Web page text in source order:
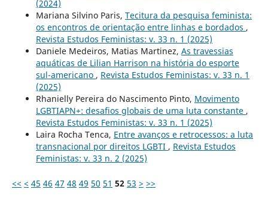
(2024)
Mariana Silvino Paris, Tecitura da pesquisa feminista:
os encontros de orientação entre linhas e bordados ,
Revista Estudos Feministas: v. 33 n. 1 (2025)
Daniele Medeiros, Matias Martinez, As travessias
aquáticas de Lilian Harrison na história do esporte
sul-americano , Revista Estudos Feministas: v. 33 n. 1
(2025)
Rhanielly Pereira do Nascimento Pinto, Movimento
LGBTIAPN+: desafios globais de uma luta constante ,
Revista Estudos Feministas: v. 33 n. 1 (2025)
Laira Rocha Tenca, Entre avanços e retrocessos: a luta
transnacional por direitos LGBTI , Revista Estudos
Feministas: v. 33 n. 2 (2025)
<< < 45 46 47 48 49 50 51 52 53 > >>